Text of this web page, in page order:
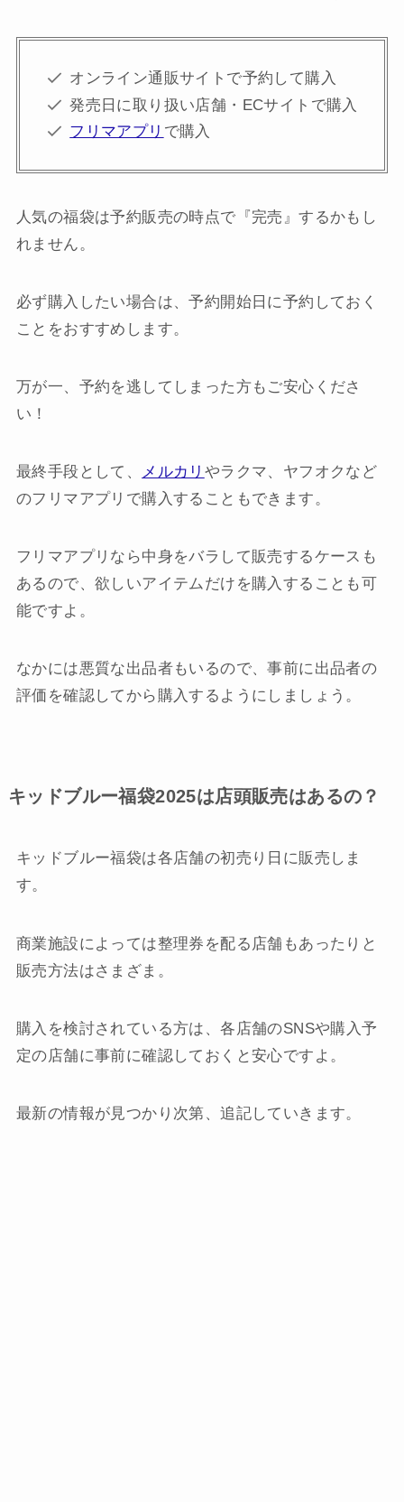
オンライン通販サイトで予約して購入
発売日に取り扱い店舗・ECサイトで購入
フリマアプリ で購入
人気の福袋は予約販売の時点で『完売』するかもし
れません。
必ず購入したい場合は、予約開始日に予約しておく
ことをおすすめします。
万が一、予約を逃してしまった方もご安心くださ
い！
最終手段として、 メルカリ やラクマ、ヤフオクなど
のフリマアプリで購入することもできます。
フリマアプリなら中身をバラして販売するケースも
あるので、欲しいアイテムだけを購入することも可
能ですよ。
なかには悪質な出品者もいるので、事前に出品者の
評価を確認してから購入するようにしましょう。
キッドブルー福袋2025は店頭販売はあるの？
キッドブルー福袋は各店舗の初売り日に販売しま
す。
商業施設によっては整理券を配る店舗もあったりと
販売方法はさまざま。
購入を検討されている方は、各店舗のSNSや購入予
定の店舗に事前に確認しておくと安心ですよ。
最新の情報が見つかり次第、追記していきます。